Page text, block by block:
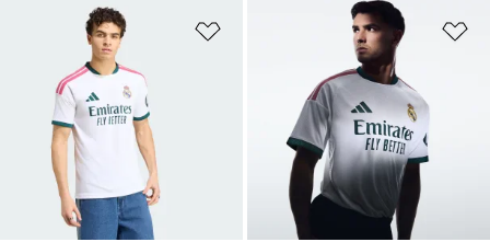
ほしいものリストに追加